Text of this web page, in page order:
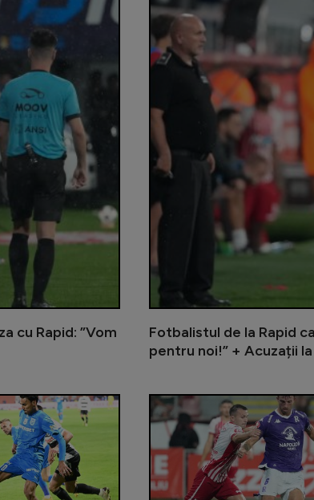
cu Rapid: ”Vom
Fotbalistul de la Rapid
pentru noi!” + Acuzații
Lovitură pentru Alexi Pitu: s-a